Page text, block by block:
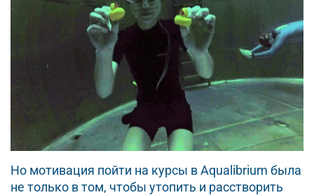
Но мотивация пойти на курсы в Aqualibrium была
не только в том, чтобы утопить и расстворить